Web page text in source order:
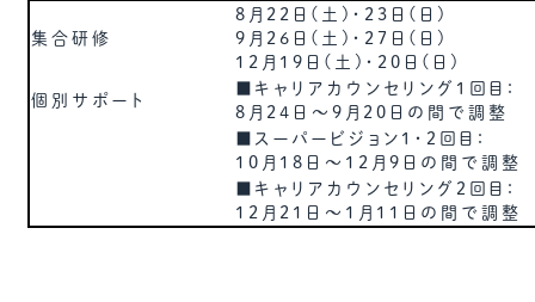
集合研修
8月22日(土)・23日(日)
9月26日(土)・27日(日)
12月19日(土)・20日(日)
個別サポート
■キャリアカウンセリング１回目：
8月24日～9月20日の間で調整
■スーパービジョン１・２回目：
10月18日～12月9日の間で調整
■キャリアカウンセリング２回目：
12月21日～1月11日の間で調整